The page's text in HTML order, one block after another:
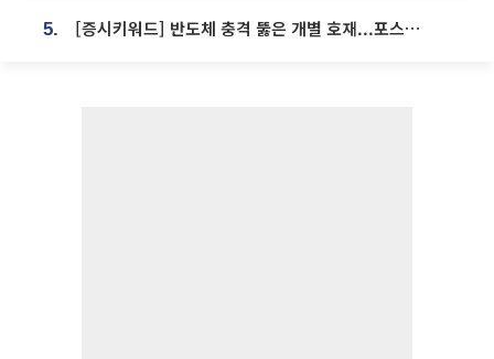
5. [증시키워드] 반도체 충격 뚫은 개별 호재...포스코퓨처엠·에코프로·한화솔루션 '눈길'